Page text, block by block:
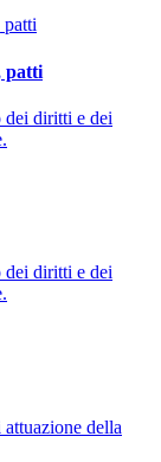
patti
dei diritti e dei
dei diritti e dei
della